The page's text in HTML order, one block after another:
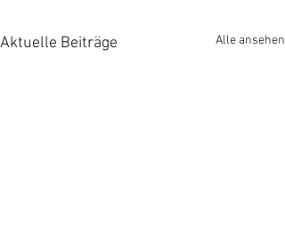
Aktuelle Beiträge Alle ansehen